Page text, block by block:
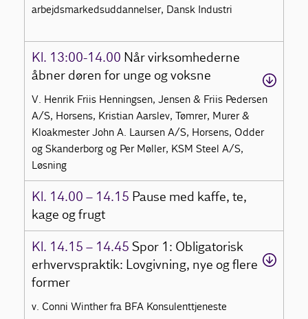
arbejdsmarkedsuddannelser, Dansk Industri
Kl. 13:00-14.00 Når virksomhederne
åbner døren for unge og voksne
V. Henrik Friis Henningsen, Jensen & Friis Pedersen
A/S, Horsens, Kristian Aarslev, Tømrer, Murer &
Kloakmester John A. Laursen A/S, Horsens, Odder
og Skanderborg og Per Møller, KSM Steel A/S,
Løsning
Kl. 14.00 – 14.15 Pause med kaffe, te,
kage og frugt
Kl. 14.15 – 14.45 Spor 1: Obligatorisk
erhvervspraktik: Lovgivning, nye og flere
former
v. Conni Winther fra BFA Konsulenttjeneste